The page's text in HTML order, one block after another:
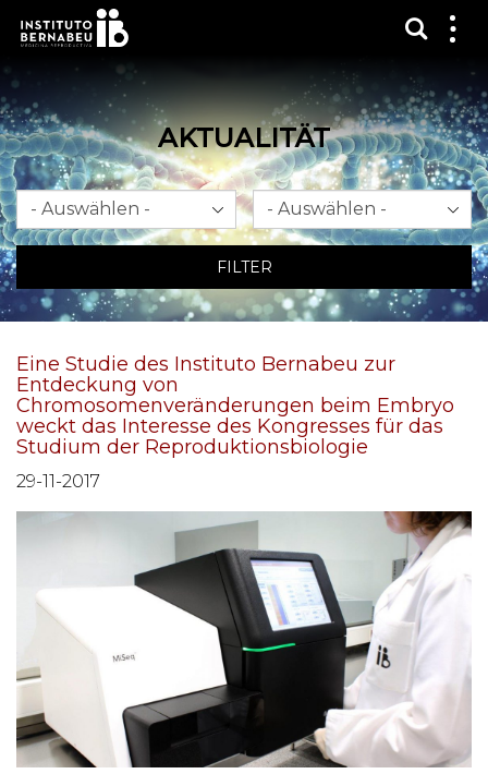
AKTUALITÄT
Monat Jahr
FILTER
Eine Studie des Instituto Bernabeu zur
Entdeckung von
Chromosomenveränderungen beim Embryo
weckt das Interesse des Kongresses für das
Studium der Reproduktionsbiologie
29-11-2017